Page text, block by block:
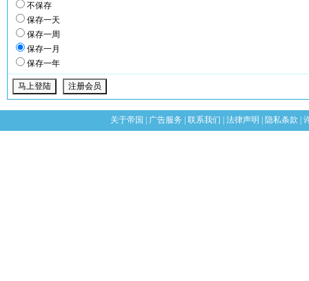
不保存
保存一天
保存一周
保存一月
保存一年
关于帝国 广告服务 联系我们 法律声明 隐私条款